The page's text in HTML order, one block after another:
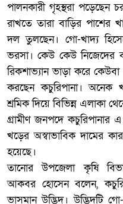
পালনকারী গৃহস্থরা পড়েছেন
রাখতে তারা বাড়ির পাশের
দল তুলছেন। গো-খাদ্য
ভরসা। কেউ কেউ নিজেদের
রিকশাভ্যান ভাড়া করে
করছেন কচুরিপানা। অনেক
শ্রমিক দিয়ে বিভিন্ন এলাকা
গ্রামীণ জনপদে
খড়ের অস্বাভাবিক দামের
হয়েছে।
তানোর উপজেলা কৃষি
আকবর হোসেন বলেন,
ভাসমান উদ্ভিদ। উদ্ভিদটি